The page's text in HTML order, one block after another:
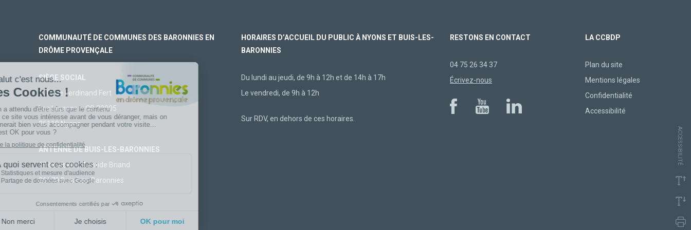
COMMUNAUTÉ DE COMMUNES DES BARONNIES EN
DRÔME PROVENÇALE
SIÈGE SOCIAL
170 rue Ferdinand Fert
Les Laurons – CS 30005
26110 Nyons
ANTENNE DE BUIS-LES-BARONNIES
19 boulevard Aristide Briand
26170 Buis-Les-Baronnies
HORAIRES D’ACCUEIL DU PUBLIC À NYONS ET BUIS-LES-
BARONNIES
Du lundi au jeudi, de 9h à 12h et de 14h à 17h
Le vendredi, de 9h à 12h
Sur RDV, en dehors de ces horaires.
RESTONS EN CONTACT
04 75 26 34 37
Écrivez-nous
LA CCBDP
Plan du site
Mentions légales
Confidentialité
Accessibilité
ACCESSIBILITÉ